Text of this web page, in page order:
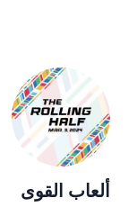
ألعاب القوى